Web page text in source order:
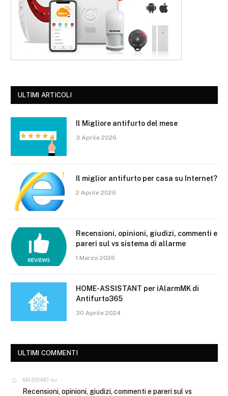
ULTIMI ARTICOLI
Il Migliore antifurto del mese
3 Aprile 2026
Il miglior antifurto per casa su Internet?
2 Aprile 2026
Recensioni, opinioni, giudizi, commenti e
pareri sul vs sistema di allarme
1 Marzo 2026
HOME-ASSISTANT per iAlarmMK di
Antifurto365
30 Aprile 2024
ULTIMI COMMENTI
MASSIMO su
Recensioni, opinioni, giudizi, commenti e pareri sul vs